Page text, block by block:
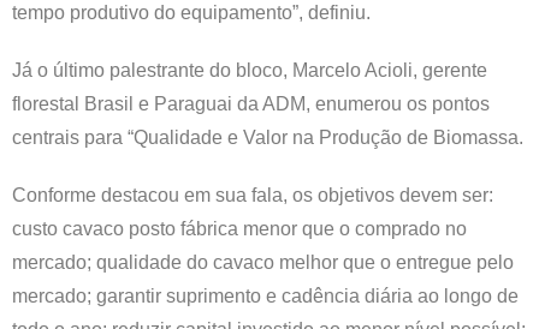
tempo produtivo do equipamento”, definiu.
Já o último palestrante do bloco, Marcelo Acioli, gerente
florestal Brasil e Paraguai da ADM, enumerou os pontos
centrais para “Qualidade e Valor na Produção de Biomassa.
Conforme destacou em sua fala, os objetivos devem ser:
custo cavaco posto fábrica menor que o comprado no
mercado; qualidade do cavaco melhor que o entregue pelo
mercado; garantir suprimento e cadência diária ao longo de